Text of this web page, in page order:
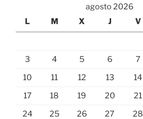
agosto 2026
L
M X J V
3
4 5 6 7
10
11 12 13 14
17
18 19 20 21
24
25 26 27 28